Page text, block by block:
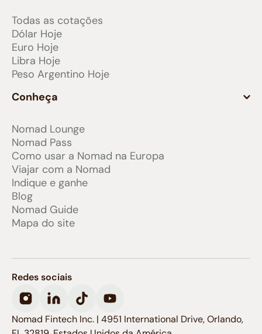
Todas as cotações
Dólar Hoje
Euro Hoje
Libra Hoje
Peso Argentino Hoje
Conheça
Nomad Lounge
Nomad Pass
Como usar a Nomad na Europa
Viajar com a Nomad
Indique e ganhe
Blog
Nomad Guide
Mapa do site
Redes sociais
Nomad Fintech Inc. | 4951 International Drive, Orlando,